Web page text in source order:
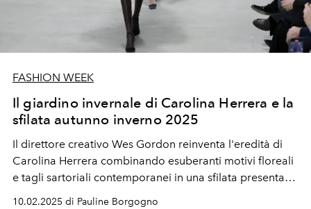
FASHION WEEK
Il giardino invernale di Carolina Herrera e la
sfilata autunno inverno 2025
Il direttore creativo Wes Gordon reinventa l'eredità di
Carolina Herrera combinando esuberanti motivi floreali
e tagli sartoriali contemporanei in una sfilata presentata
10.02.2025 di Pauline Borgogno